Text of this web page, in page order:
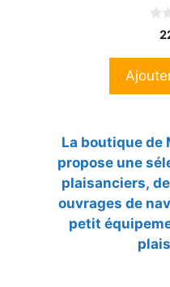
s
5
La boutique de
propose une
plaisanciers,
ouvrages de
petit